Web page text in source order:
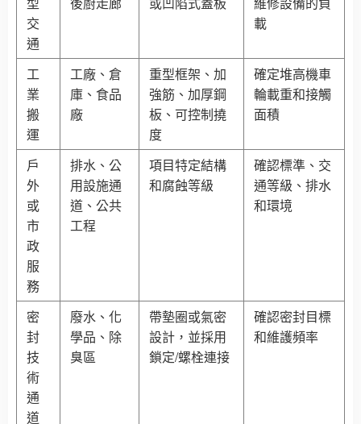
交
通
載
工
業
搬
運
工廠、倉
庫、食品
廠
重型框架、加
強筋、加厚鋼
板、可控制撓
度
確定堆高機車
輪載重和接觸
面積
戶
外
或
市
政
服
務
排水、公
用設施通
道、公共
工程
項目特定結構
和腐蝕等級
確認標準、交
通等級、排水
和環境
密
封
技
術
通
道
廢水、化
學品、除
臭區
帶墊圈或氣密
設計，並採用
鎖定/螺栓連接
確認密封目標
和維護頻率